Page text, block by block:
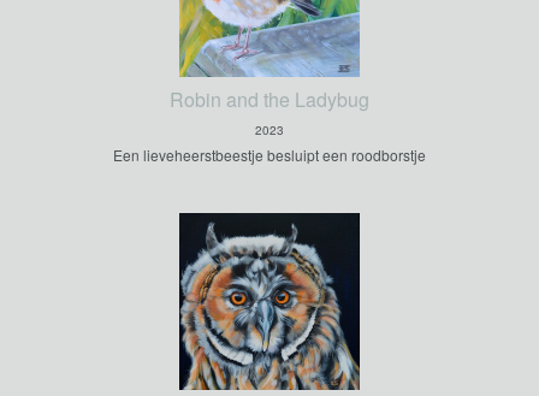
Robin and the Ladybug
2023
Een lieveheerstbeestje besluipt een roodborstje